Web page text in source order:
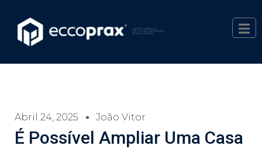
Abril 24, 2025 João Vitor
É Possível Ampliar Uma Casa